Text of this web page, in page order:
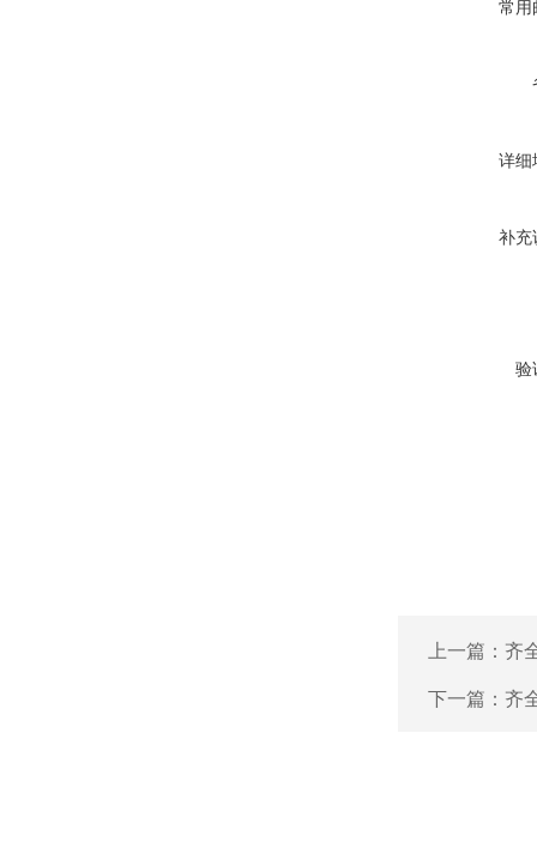
常用
详细
补充
验
上一篇： 齐
下一篇： 齐